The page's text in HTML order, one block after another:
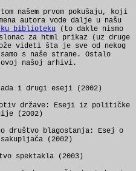
našem prvom pokušaju, koji
autora vode dalje u našu
biblioteku (to dakle nismo
za html prikaz (uz druge
videti šta je sve od nekog
s naše strane. Ostalo
našoj arhivi.
i drugi eseji (2002)
države: Eseji iz političke
(2002)
društvo blagostanja: Esej o
(2002)
spektakla (2003)